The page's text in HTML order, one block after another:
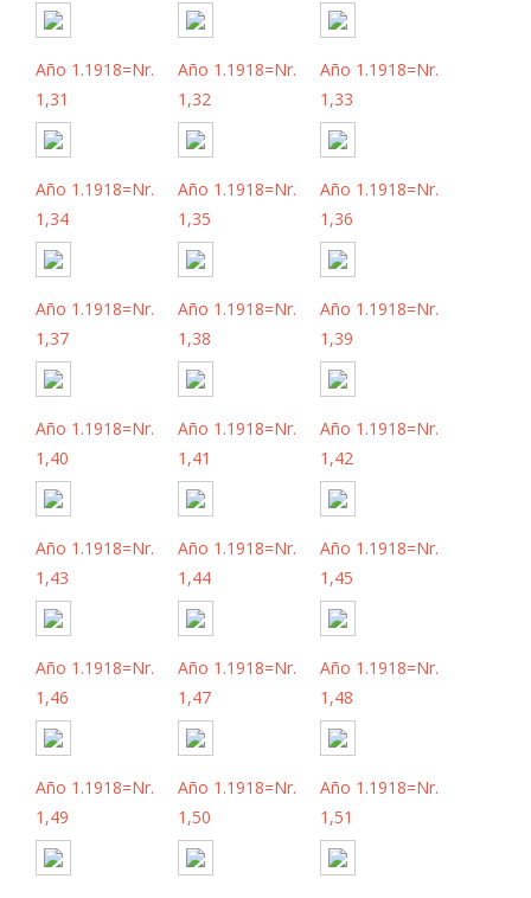
Año 1.1918=Nr.
1,31
Año 1.1918=Nr.
1,32
Año 1.1918=Nr.
1,33
Año 1.1918=Nr.
1,34
Año 1.1918=Nr.
1,35
Año 1.1918=Nr.
1,36
Año 1.1918=Nr.
1,37
Año 1.1918=Nr.
1,38
Año 1.1918=Nr.
1,39
Año 1.1918=Nr.
1,40
Año 1.1918=Nr.
1,41
Año 1.1918=Nr.
1,42
Año 1.1918=Nr.
1,43
Año 1.1918=Nr.
1,44
Año 1.1918=Nr.
1,45
Año 1.1918=Nr.
1,46
Año 1.1918=Nr.
1,47
Año 1.1918=Nr.
1,48
Año 1.1918=Nr.
1,49
Año 1.1918=Nr.
1,50
Año 1.1918=Nr.
1,51